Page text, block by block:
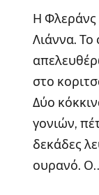
Η Φλεράνς
Λιάννα.
στο
Δύο
γονιών,
δεκάδες
ουρανό.